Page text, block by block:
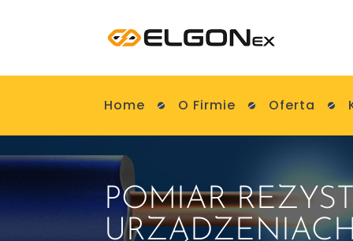
Home O Firmie Oferta
POMIAR